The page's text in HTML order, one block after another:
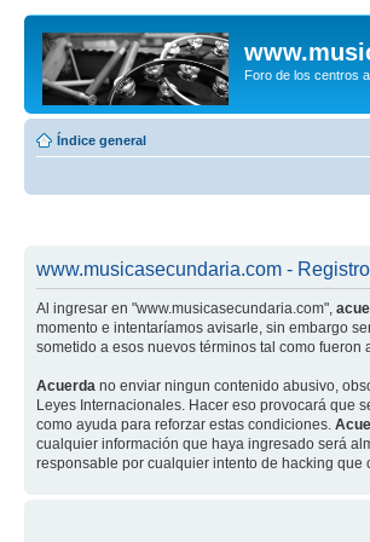
Foro de los centros
Índice general
www.musicasecundaria.com - Registro
Al ingresar en "www.musicasecundaria.com",
momento e intentaríamos avisarle, sin embargo
sometido a esos nuevos términos tal como fueron
Acuerda no enviar ningun contenido abusivo,
Leyes Internacionales. Hacer eso provocará que
como ayuda para reforzar estas condiciones.
cualquier información que haya ingresado será
responsable por cualquier intento de hacking que